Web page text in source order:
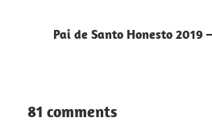
Pai de Santo Honesto 2019
81 comments